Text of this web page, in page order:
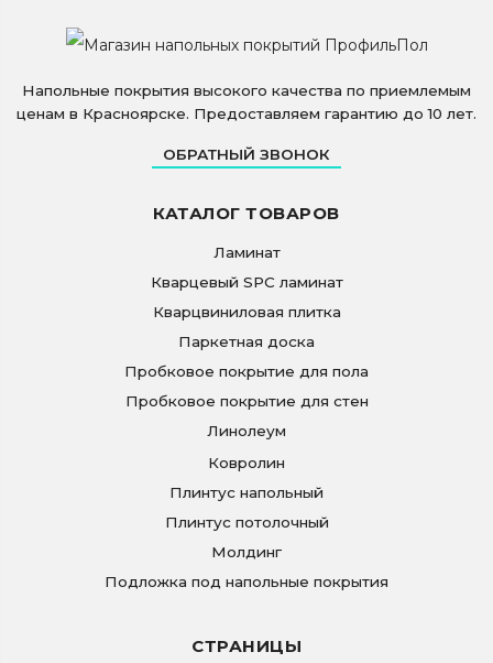
Напольные покрытия высокого качества по приемлемым
ценам в Красноярске. Предоставляем гарантию до 10 лет.
ОБРАТНЫЙ ЗВОНОК
КАТАЛОГ ТОВАРОВ
Ламинат
Кварцевый SPC ламинат
Кварцвиниловая плитка
Паркетная доска
Пробковое покрытие для пола
Пробковое покрытие для стен
Линолеум
Ковролин
Плинтус напольный
Плинтус потолочный
Молдинг
Подложка под напольные покрытия
СТРАНИЦЫ